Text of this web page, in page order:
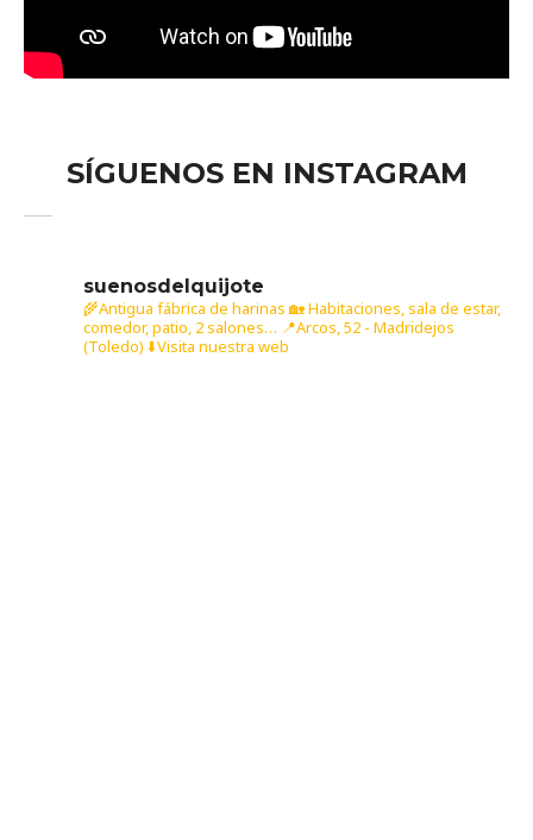
SÍGUENOS EN INSTAGRAM
suenosdelquijote
🌾Antigua fábrica de harinas 🏡 Habitaciones, sala de estar,
comedor, patio, 2 salones… 📍Arcos, 52 - Madridejos
(Toledo) ⬇️Visita nuestra web